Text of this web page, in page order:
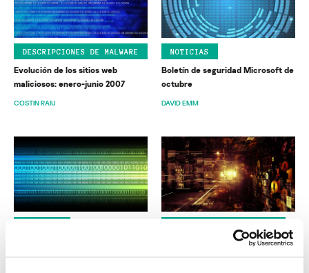
DESCRIPCIONES DE MALWARE
Evolución de los sitios web
maliciosos: enero-junio 2007
COSTIN RAIU
NOTICIAS
Boletín de seguridad Microsoft de
octubre
DAVID EMM
TOP 20: los veinte virus más